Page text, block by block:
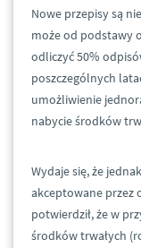
Nowe przepisy są
może od podstawy
odliczyć 50%
poszczególnych
umożliwienie
nabycie środków
Wydaje się, że
akceptowane przez
potwierdził, że w
środków trwałych